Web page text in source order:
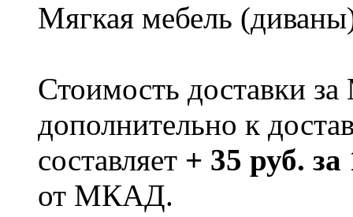
Мягкая мебель
Стоимость доставки
дополнительно к
составляет + 35 руб.
от МКАД.